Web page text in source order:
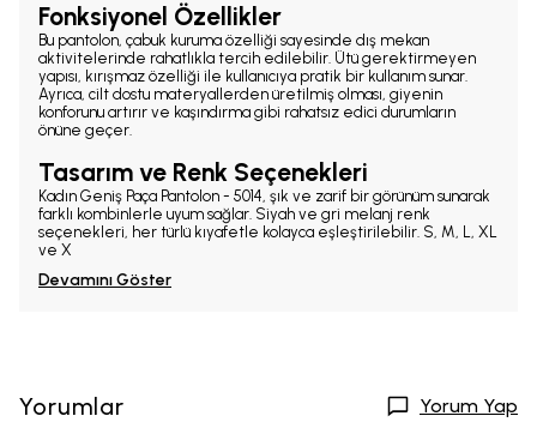
Fonksiyonel Özellikler
Bu pantolon, çabuk kuruma özelliği sayesinde dış mekan
aktivitelerinde rahatlıkla tercih edilebilir. Ütü gerektirmeyen
yapısı, kırışmaz özelliği ile kullanıcıya pratik bir kullanım sunar.
Ayrıca, cilt dostu materyallerden üretilmiş olması, giyenin
konforunu artırır ve kaşındırma gibi rahatsız edici durumların
önüne geçer.
Tasarım ve Renk Seçenekleri
Kadın Geniş Paça Pantolon - 5014, şık ve zarif bir görünüm sunarak
farklı kombinlerle uyum sağlar. Siyah ve gri melanj renk
seçenekleri, her türlü kıyafetle kolayca eşleştirilebilir. S, M, L, XL
ve X
Devamını Göster
Yorumlar Yorum Yap